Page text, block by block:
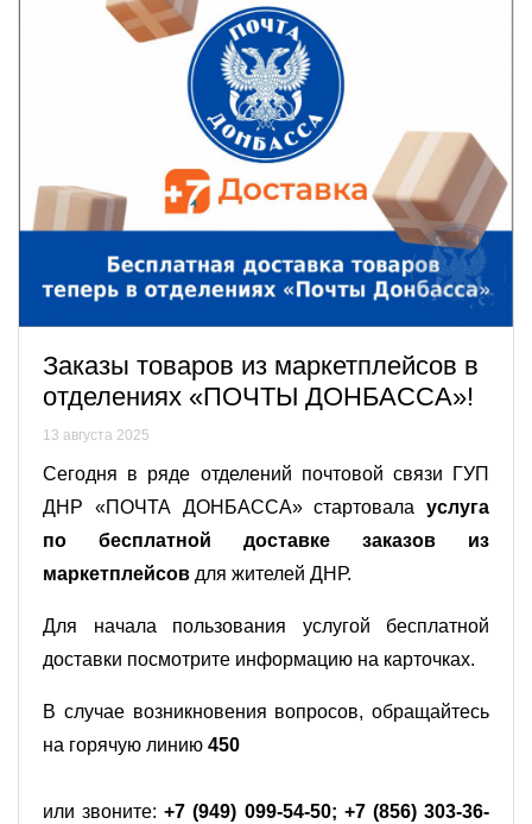
Заказы товаров из маркетплейсов в
отделениях «ПОЧТЫ ДОНБАССА»!
13 августа 2025
Сегодня в ряде отделений почтовой связи ГУП
ДНР «ПОЧТА ДОНБАССА» стартовала услуга
по бесплатной доставке заказов из
маркетплейсов для жителей ДНР.
Для начала пользования услугой бесплатной
доставки посмотрите информацию на карточках.
В случае возникновения вопросов, обращайтесь
на горячую линию 450
или звоните:+7 (949) 099-54-50; +7 (856) 303-36-